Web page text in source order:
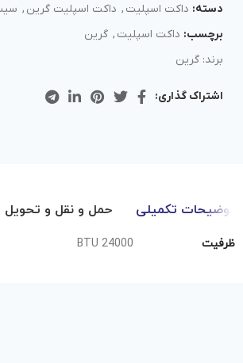
دسته: داکت اسپلیت , داکت اسپلیت گرین ,
برچسب: داکت اسپلیت , گرین
برند: گرین
اشتراک گذاری:
توضیحات تکمیلی حمل و نقل و تحویل
ظرفیت 24000 BTU